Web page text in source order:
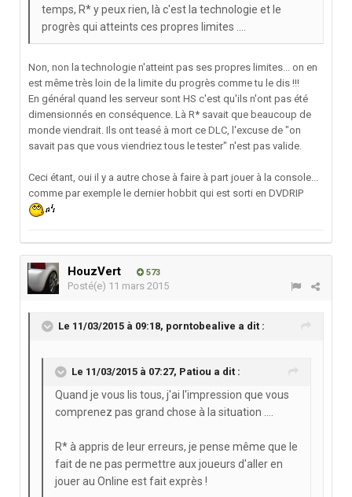
temps, R* y peux rien, là c'est la technologie et le
progrès qui atteints ces propres limites ....
Non, non la technologie n'atteint pas ses propres limites... on en
est même très loin de la limite du progrès comme tu le dis !!!
En général quand les serveur sont HS c'est qu'ils n'ont pas été
dimensionnés en conséquence. Là R* savait que beaucoup de
monde viendrait. Ils ont teasé à mort ce DLC, l'excuse de "on
savait pas que vous viendriez tous le tester" n'est pas valide.
Ceci étant, oui il y a autre chose à faire à part jouer à la console...
comme par exemple le dernier hobbit qui est sorti en DVDRIP
HouzVert 573
Posté(e) 11 mars 2015
Le 11/03/2015 à 09:18, porntobealive a dit :
Le 11/03/2015 à 07:27, Patiou a dit :
Quand je vous lis tous, j'ai l'impression que vous
comprenez pas grand chose à la situation ....
R* à appris de leur erreurs, je pense même que le
fait de ne pas permettre aux joueurs d'aller en
jouer au Online est fait exprès !